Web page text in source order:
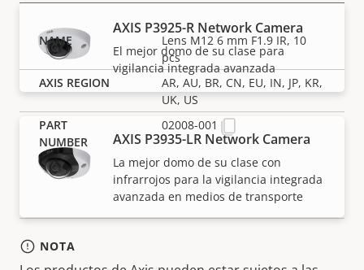
AXIS P3925-R Network Camera
El mejor domo de su clase para
vigilancia integrada avanzada
AXIS P3935-LR Network Camera
La mejor domo de su clase con
infrarrojos para la vigilancia integrada
avanzada en medios de transporte
Lens M12 6 mm F1.9 IR, 10
pcs
AR, AU, BR, CN, EU, IN, JP, KR,
UK, US
02008-001
NOTA